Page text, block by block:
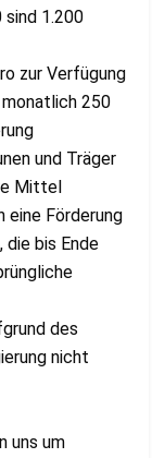
sind 1.200
zur Verfügung
250
und Träger
Mittel
eine Förderung
die bis Ende
des
nicht
uns um